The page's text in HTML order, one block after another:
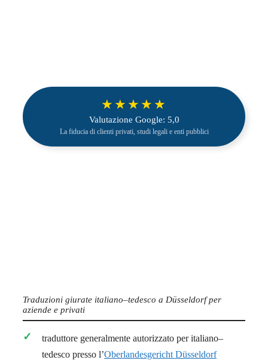
★★★★★
Valutazione Google: 5,0
La fiducia di clienti privati, studi legali e enti pubblici
Traduzioni giurate italiano–tedesco a Düsseldorf per
aziende e privati
traduttore generalmente autorizzato per italiano–
tedesco presso l’Oberlandesgericht Düsseldorf